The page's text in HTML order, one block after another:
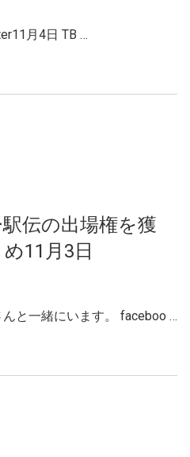
月4日 TB …
伝の出場権を獲
11月3日
と一緒にいます。 faceboo …